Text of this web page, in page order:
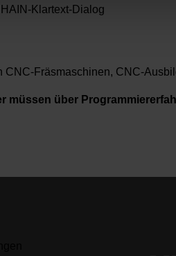
Klartext-Dialog
CNC-Fräsmaschinen, CNC-
müssen über